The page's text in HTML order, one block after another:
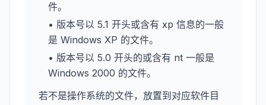
件。
• 版本号以 5.1 开头或含有 xp 信息的一般
是 Windows XP 的文件。
• 版本号以 5.0 开头的或含有 nt 一般是
Windows 2000 的文件。
若不是操作系统的文件，放置到对应软件目